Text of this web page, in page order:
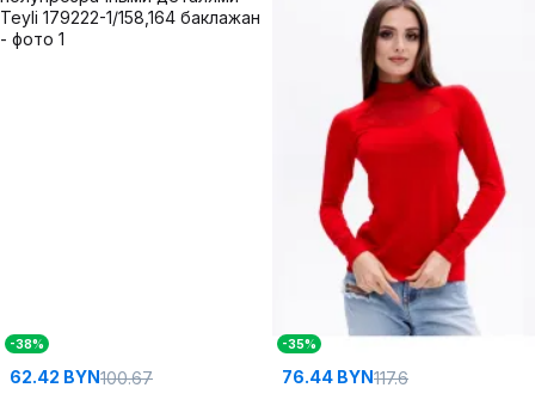
-38%
62.42 BYN100.67
-35%
76.44 BYN117.6